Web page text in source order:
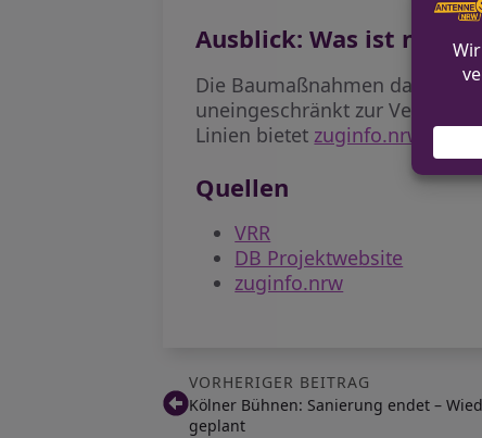
Ausblick: Was ist nach
Die Baumaßnahmen dauern
uneingeschränkt zur
Linien bietet zuginfo.nrw
Quellen
VRR
DB Projektwebsite
zuginfo.nrw
VORHERIGER BEITRAG
Kölner Bühnen: Sanierung endet –
geplant